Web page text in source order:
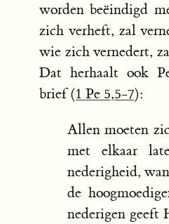
worden beëindigd
zich verheft, zal
wie zich vernedert,
Dat herhaalt ook
brief (1 Pe 5,5-7):
Allen moeten
met elkaar
nederigheid,
de
nederigen geeft